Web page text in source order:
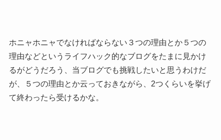
ホニャホニャでなければならない３つの理由とか５つの
理由などというライフハック的なブログをたまに見かけ
るがどうだろう、当ブログでも挑戦したいと思うわけだ
が、５つの理由とか云っておきながら、2つくらいを挙げ
て終わったら受けるかな。